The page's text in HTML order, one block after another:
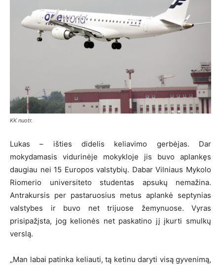
KK nuotr.
Lukas – išties didelis keliavimo gerbėjas. Dar
mokydamasis vidurinėje mokykloje jis buvo aplankęs
daugiau nei 15 Europos valstybių. Dabar Vilniaus Mykolo
Riomerio universiteto studentas apsukų nemažina.
Antrakursis per pastaruosius metus aplankė septynias
valstybes ir buvo net trijuose žemynuose. Vyras
prisipažįsta, jog kelionės net paskatino jį įkurti smulkų
verslą.
„Man labai patinka keliauti, tą ketinu daryti visą gyvenimą,